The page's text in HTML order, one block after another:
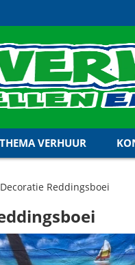
THEMA VERHUUR
Decoratie Reddingsboei